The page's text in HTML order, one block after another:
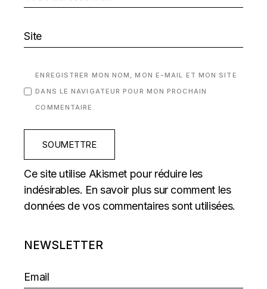
ENREGISTRER MON NOM, MON E-MAIL ET MON SITE
DANS LE NAVIGATEUR POUR MON PROCHAIN
COMMENTAIRE.
SOUMETTRE
Ce site utilise Akismet pour réduire les
indésirables. En savoir plus sur comment les
données de vos commentaires sont utilisées.
NEWSLETTER